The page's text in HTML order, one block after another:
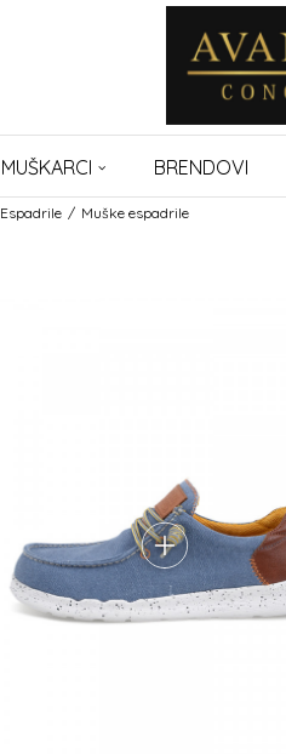
MUŠKARCI BRENDOVI
Espadrile Muške espadrile